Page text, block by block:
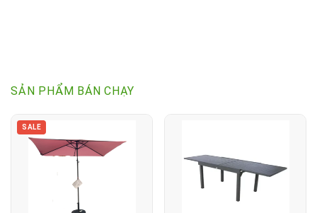
SẢN PHẨM BÁN CHẠY
SALE